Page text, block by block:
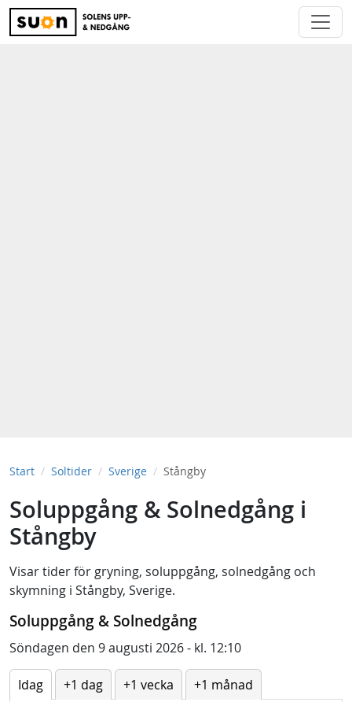
Start Soltider Sverige Stångby
Soluppgång & Solnedgång i
Stångby
Visar tider för gryning, soluppgång, solnedgång och
skymning i Stångby, Sverige.
Soluppgång & Solnedgång
Söndagen den 9 augusti 2026 - kl. 12:10
Idag +1 dag +1 vecka
+1 månad